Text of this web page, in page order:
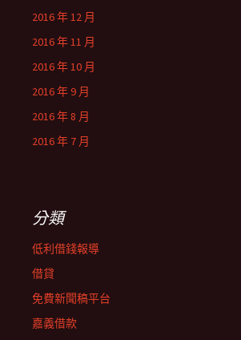
2016 年 12 月
2016 年 11 月
2016 年 10 月
2016 年 9 月
2016 年 8 月
2016 年 7 月
分類
低利借錢報導
借貸
免費新聞稿平台
嘉義借款